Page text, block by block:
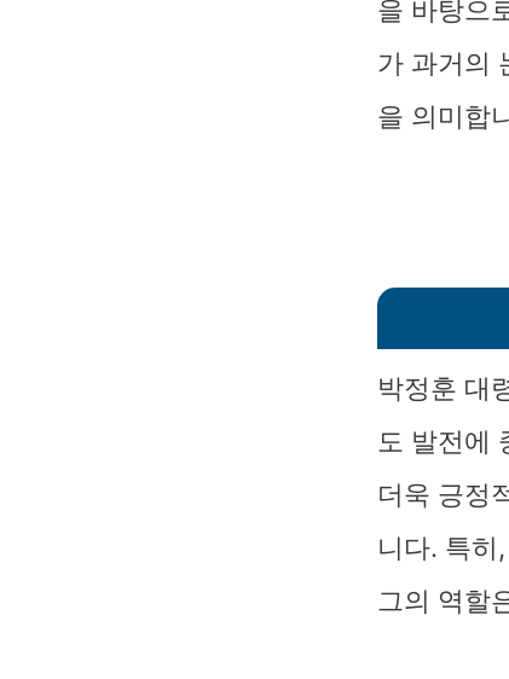
을 바탕으
가 과거의
을 의미합
박정훈 대
도 발전에
더욱 긍정
니다. 특히
그의 역할